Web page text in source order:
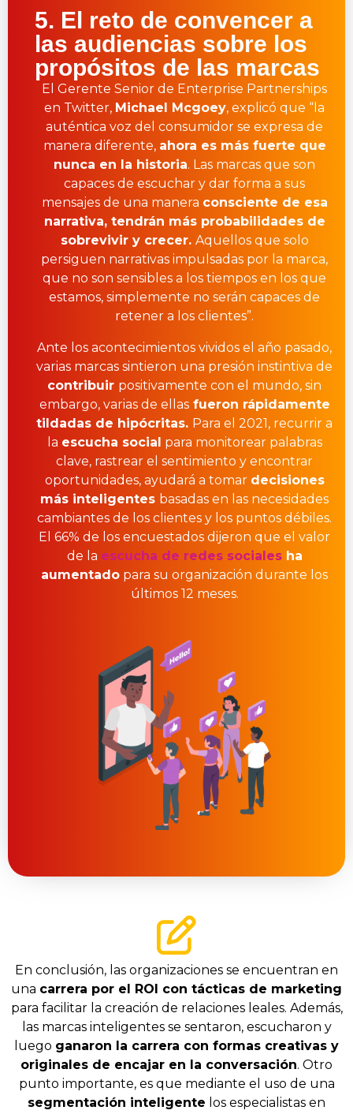
5. El reto de convencer a
las audiencias sobre los
propósitos de las marcas
El Gerente Senior de Enterprise Partnerships
en Twitter, Michael Mcgoey, explicó que “la
auténtica voz del consumidor se expresa de
manera diferente, ahora es más fuerte que
nunca en la historia. Las marcas que son
capaces de escuchar y dar forma a sus
mensajes de una manera consciente de esa
narrativa, tendrán más probabilidades de
sobrevivir y crecer. Aquellos que solo
persiguen narrativas impulsadas por la marca,
que no son sensibles a los tiempos en los que
estamos, simplemente no serán capaces de
retener a los clientes”.
Ante los acontecimientos vividos el año pasado,
varias marcas sintieron una presión instintiva de
contribuir positivamente con el mundo, sin
embargo, varias de ellasfueron rápidamente
tildadas de hipócritas. Para el 2021, recurrir a
la escucha social para monitorear palabras
clave, rastrear el sentimiento y encontrar
oportunidades, ayudará a tomar decisiones
más inteligentes basadas en las necesidades
cambiantes de los clientes y los puntos débiles.
El 66% de los encuestados dijeron que el valor
de la escucha de redes socialesha
aumentado para su organización durante los
últimos 12 meses.
En conclusión, las organizaciones se encuentran en
una carrera por el ROI con tácticas de marketing
para facilitar la creación de relaciones leales. Además,
las marcas inteligentes se sentaron, escucharon y
luego ganaron la carrera con formas creativas y
originales de encajar en la conversación. Otro
punto importante, es que mediante el uso de una
segmentación inteligente los especialistas en